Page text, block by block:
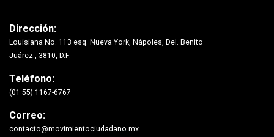
Dirección:
Louisiana No. 113 esq. Nueva York, Nápoles, Del. Benito
Juárez., 3810, D.F.
Teléfono:
(01 55) 1167-6767
Correo:
contacto@movimientociudadano.mx